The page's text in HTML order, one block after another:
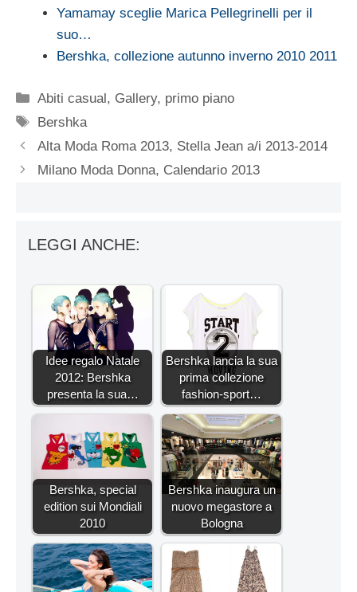
Yamamay sceglie Marica Pellegrinelli per il
suo…
Bershka, collezione autunno inverno 2010 2011
Categorie
Abiti casual , Gallery, primo piano
Tag
Bershka
Alta Moda Roma 2013, Stella Jean a/i 2013-2014
Milano Moda Donna, Calendario 2013
LEGGI ANCHE:
Idee regalo Natale
2012: Bershka
presenta la sua…
Bershka lancia la sua
prima collezione
fashion-sport…
Bershka, special
edition sui Mondiali
2010
Bershka inaugura un
nuovo megastore a
Bologna